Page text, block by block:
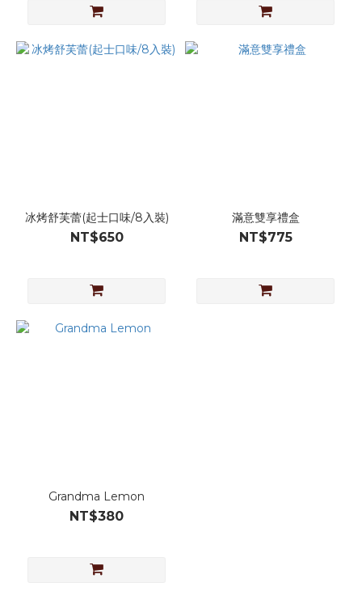
冰烤舒芙蕾(起士口味/8入裝)
NT$650
滿意雙享禮盒
NT$775
Grandma Lemon
NT$380